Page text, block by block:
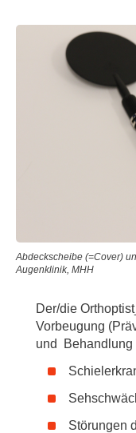
Abdeckscheibe (=Cover)
Augenklinik, MHH
Der/die
Vorbeugung
und Behandlung
Störungen